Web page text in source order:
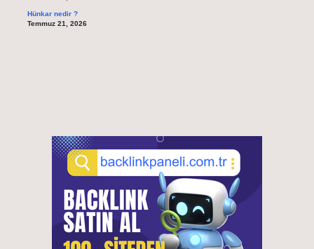
Hünkar nedir ?
Temmuz 21, 2026